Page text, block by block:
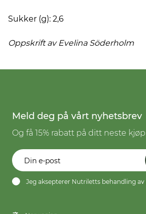
Sukker (g): 2,6
Oppskrift av Evelina Söderholm
Meld deg på vårt nyhetsbrev
Og få 15% rabatt på ditt neste kjøp
Jeg aksepterer Nutriletts behandling av